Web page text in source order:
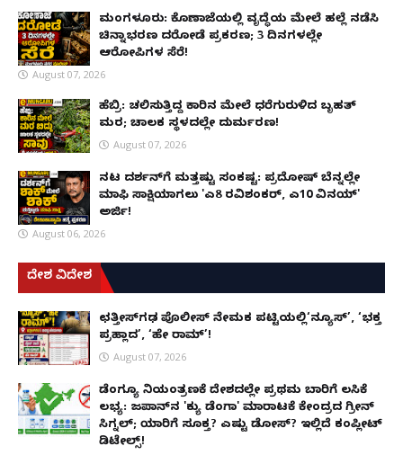
ಮಂಗಳೂರು: ಕೊಣಾಜೆಯಲ್ಲಿ ವೃದ್ಧೆಯ ಮೇಲೆ ಹಲ್ಲೆ ನಡೆಸಿ
ಚಿನ್ನಾಭರಣ ದರೋಡೆ ಪ್ರಕರಣ; 3 ದಿನಗಳಲ್ಲೇ
ಆರೋಪಿಗಳ ಸೆರೆ!
August 07, 2026
ಹೆಬ್ರಿ: ಚಲಿಸುತ್ತಿದ್ದ ಕಾರಿನ ಮೇಲೆ ಧರೆಗುರುಳಿದ ಬೃಹತ್
ಮರ; ಚಾಲಕ ಸ್ಥಳದಲ್ಲೇ ದುರ್ಮರಣ!
August 07, 2026
ನಟ ದರ್ಶನ್‌ಗೆ ಮತ್ತಷ್ಟು ಸಂಕಷ್ಟ: ಪ್ರದೋಷ್ ಬೆನ್ನಲ್ಲೇ
ಮಾಫಿ ಸಾಕ್ಷಿಯಾಗಲು 'ಎ8 ರವಿಶಂಕರ್, ಎ10 ವಿನಯ್'
ಅರ್ಜಿ!
August 06, 2026
ದೇಶ ವಿದೇಶ
ಛತ್ತೀಸ್‌ಗಢ ಪೊಲೀಸ್ ನೇಮಕ ಪಟ್ಟಿಯಲ್ಲಿ‘ನ್ಯೂಸ್’, ‘ಭಕ್ತ
ಪ್ರಹ್ಲಾದ’, ‘ಹೇ ರಾಮ್’!
August 07, 2026
ಡೆಂಗ್ಯೂ ನಿಯಂತ್ರಣಕ್ಕೆ ದೇಶದಲ್ಲೇ ಪ್ರಥಮ ಬಾರಿಗೆ ಲಸಿಕೆ
ಲಭ್ಯ: ಜಪಾನ್‌ನ 'ಕ್ಯು ಡೆಂಗಾ' ಮಾರಾಟಕ್ಕೆ ಕೇಂದ್ರದ ಗ್ರೀನ್
ಸಿಗ್ನಲ್; ಯಾರಿಗೆ ಸೂಕ್ತ? ಎಷ್ಟು ಡೋಸ್? ಇಲ್ಲಿದೆ ಕಂಪ್ಲೀಟ್
ಡಿಟೇಲ್ಸ್!